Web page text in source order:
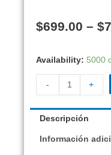
$699.00 – $
Availability: 5000
- +
Descripción
Información